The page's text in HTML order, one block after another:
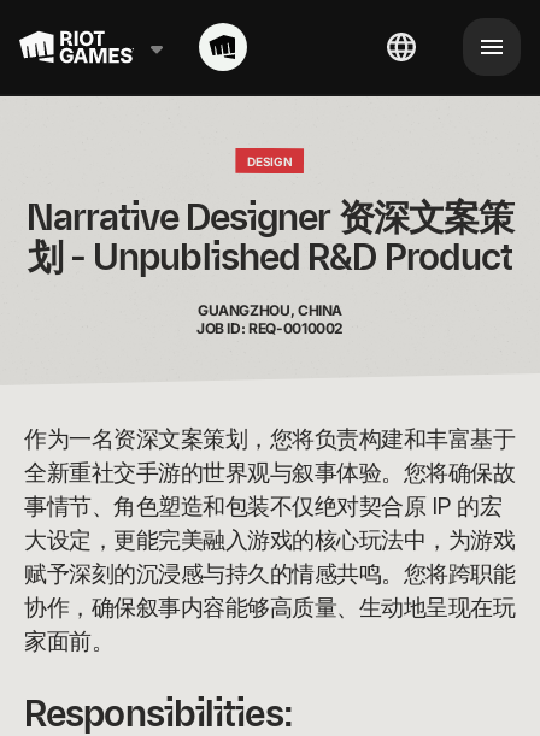
DESIGN
Narrative Designer 资深文案策
划 - Unpublished R&D Product
GUANGZHOU, CHINA
JOB ID: REQ-0010002
作为一名资深文案策划，您将负责构建和丰富基于
全新重社交手游的世界观与叙事体验。您将确保故
事情节、角色塑造和包装不仅绝对契合原 IP 的宏
大设定，更能完美融入游戏的核心玩法中，为游戏
赋予深刻的沉浸感与持久的情感共鸣。您将跨职能
协作，确保叙事内容能够高质量、生动地呈现在玩
家面前。
Responsibilities: